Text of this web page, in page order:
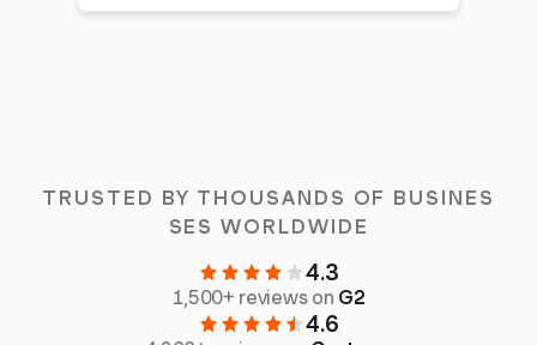
TRUSTED BY THOUSANDS OF BUSINES
SES WORLDWIDE
4.3
1,500+ reviews on G2
4.6